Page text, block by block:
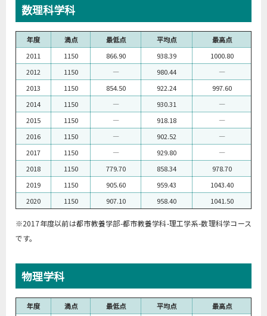
数理科学科
年度 満点 最低点 平均点
最高点
2011
1150 866.90 938.39
1000.80
2012
1150 ― 980.44
―
2013
1150 854.50 922.24
997.60
2014
1150 ― 930.31
―
2015
1150 ― 918.18
―
2016
1150 ― 902.52
―
2017
1150 ― 929.80
―
2018
1150 779.70 858.34
978.70
2019
1150 905.60 959.43
1043.40
2020
1150 907.10 958.40 1041.50
※2017年度以前は都市教養学部-都市教養学科-理工学系-数理科学コース
です。
物理学科
年度 満点 最低点 平均点
最高点